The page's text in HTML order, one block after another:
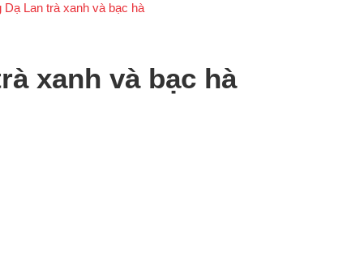
Dạ Lan trà xanh và bạc hà
xanh và bạc hà